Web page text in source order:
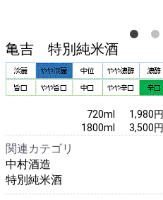
亀吉 特別純米酒
720ml 1,980円
1800ml 3,500円
関連カテゴリ
中村酒造
特別純米酒